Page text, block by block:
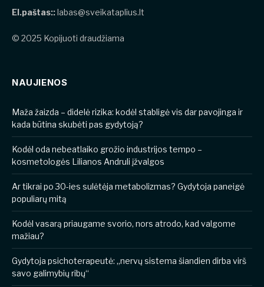
El.paštas::labas@sveikataplius.lt
© 2025 Kopijuoti draudžiama
NAUJIENOS
​​Maža žaizda – didelė rizika: kodėl stabligė vis dar pavojinga ir
kada būtina skubėti pas gydytoją?
Kodėl oda nebeatlaiko grožio industrijos tempo –
kosmetologės Lilianos Andruli įžvalgos
Ar tikrai po 30-ies sulėtėja metabolizmas? Gydytoja paneigė
populiarų mitą
Kodėl vasarą priaugame svorio, nors atrodo, kad valgome
mažiau?
Gydytoja psichoterapeutė: „nervų sistema šiandien dirba virš
savo galimybių ribų“